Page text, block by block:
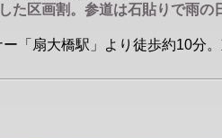
区画割。参道は石貼りで雨の
「扇大橋駅」より徒歩約10分